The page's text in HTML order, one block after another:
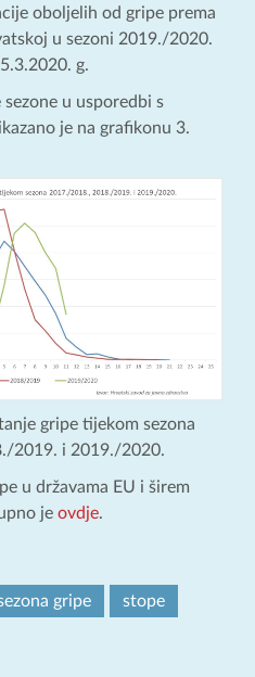
oboljelih od gripe prema
u sezoni 2019./2020.
g.
u usporedbi s
je na grafikonu 3.
gripe tijekom sezona
2019. i 2019./2020.
u državama EU i širem
je ovdje.
gripe stope